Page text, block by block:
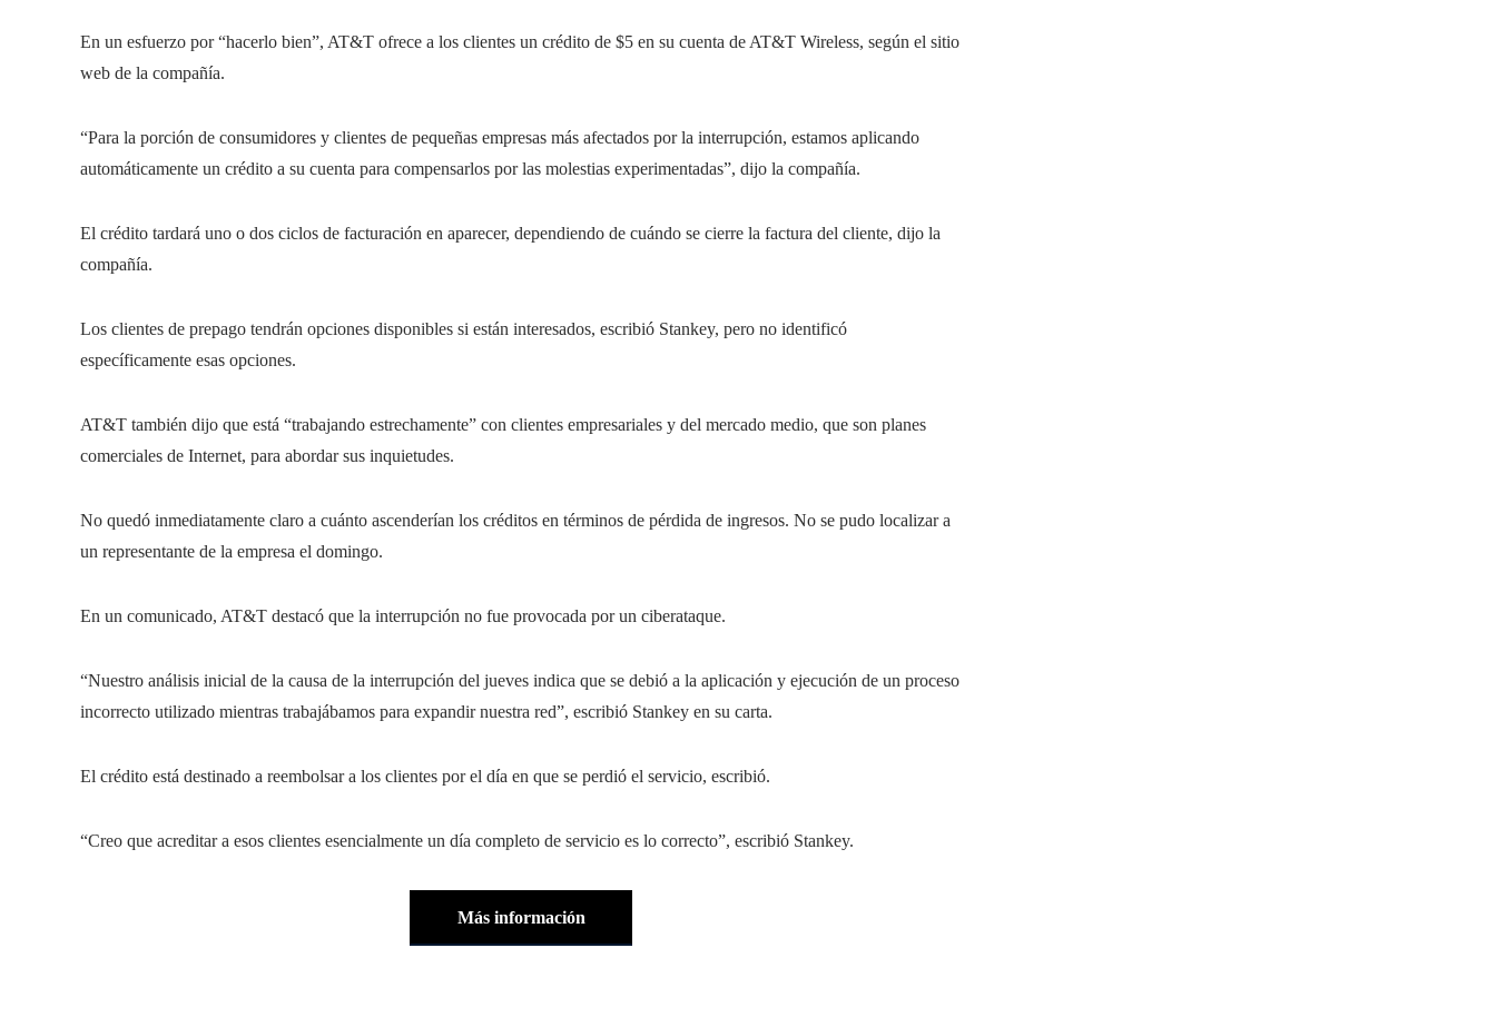
En un esfuerzo por “hacerlo bien”, AT&T ofrece a los clientes un crédito de $5 en su cuenta de AT&T Wireless, según el sitio
web de la compañía.
“Para la porción de consumidores y clientes de pequeñas empresas más afectados por la interrupción, estamos aplicando
automáticamente un crédito a su cuenta para compensarlos por las molestias experimentadas”, dijo la compañía.
El crédito tardará uno o dos ciclos de facturación en aparecer, dependiendo de cuándo se cierre la factura del cliente, dijo la
compañía.
Los clientes de prepago tendrán opciones disponibles si están interesados, escribió Stankey, pero no identificó
específicamente esas opciones.
AT&T también dijo que está “trabajando estrechamente” con clientes empresariales y del mercado medio, que son planes
comerciales de Internet, para abordar sus inquietudes.
No quedó inmediatamente claro a cuánto ascenderían los créditos en términos de pérdida de ingresos. No se pudo localizar a
un representante de la empresa el domingo.
En un comunicado, AT&T destacó que la interrupción no fue provocada por un ciberataque.
“Nuestro análisis inicial de la causa de la interrupción del jueves indica que se debió a la aplicación y ejecución de un proceso
incorrecto utilizado mientras trabajábamos para expandir nuestra red”, escribió Stankey en su carta.
El crédito está destinado a reembolsar a los clientes por el día en que se perdió el servicio, escribió.
“Creo que acreditar a esos clientes esencialmente un día completo de servicio es lo correcto”, escribió Stankey.
Más información